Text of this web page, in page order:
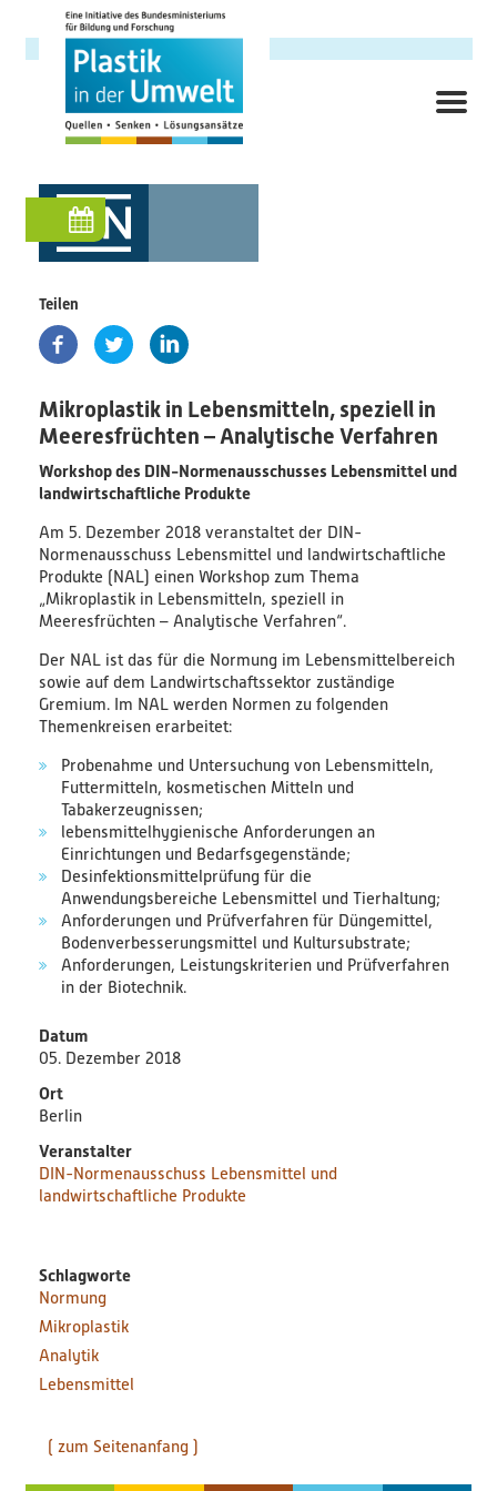
zum
Inhalt
Hauptnavigation
Forschungsschwerpunkt
Hintergrund
Ziele
Themenbereiche
Querschnittsthemen
AnsprechpartnerInnen
PlastikNet
Verbundprojekte
Übersichtskarte
Veranstaltungen
Publikationen
News
Ergebnisse
Veröffentlichungen
Weitere Produkte
Technologien & Verfahren
Video & Audio
Teilen
Mikroplastik in Lebensmitteln, speziell in
Meeresfrüchten – Analytische Verfahren
Workshop des DIN-Normenausschusses Lebensmittel und
landwirtschaftliche Produkte
Am 5. Dezember 2018 veranstaltet der DIN-
Normenausschuss Lebensmittel und landwirtschaftliche
Produkte (NAL) einen Workshop zum Thema
„Mikroplastik in Lebensmitteln, speziell in
Meeresfrüchten – Analytische Verfahren“.
Der NAL ist das für die Normung im Lebensmittelbereich
sowie auf dem Landwirtschaftssektor zuständige
Gremium. Im NAL werden Normen zu folgenden
Themenkreisen erarbeitet:
Probenahme und Untersuchung von Lebensmitteln,
Futtermitteln, kosmetischen Mitteln und
Tabakerzeugnissen;
lebensmittelhygienische Anforderungen an
Einrichtungen und Bedarfsgegenstände;
Desinfektionsmittelprüfung für die
Anwendungsbereiche Lebensmittel und Tierhaltung;
Anforderungen und Prüfverfahren für Düngemittel,
Bodenverbesserungsmittel und Kultursubstrate;
Anforderungen, Leistungskriterien und Prüfverfahren
in der Biotechnik.
Datum
05. Dezember 2018
Ort
Berlin
Veranstalter
DIN-Normenausschuss Lebensmittel und
landwirtschaftliche Produkte
Schlagworte
Normung
Mikroplastik
Analytik
Lebensmittel
( zum Seitenanfang )